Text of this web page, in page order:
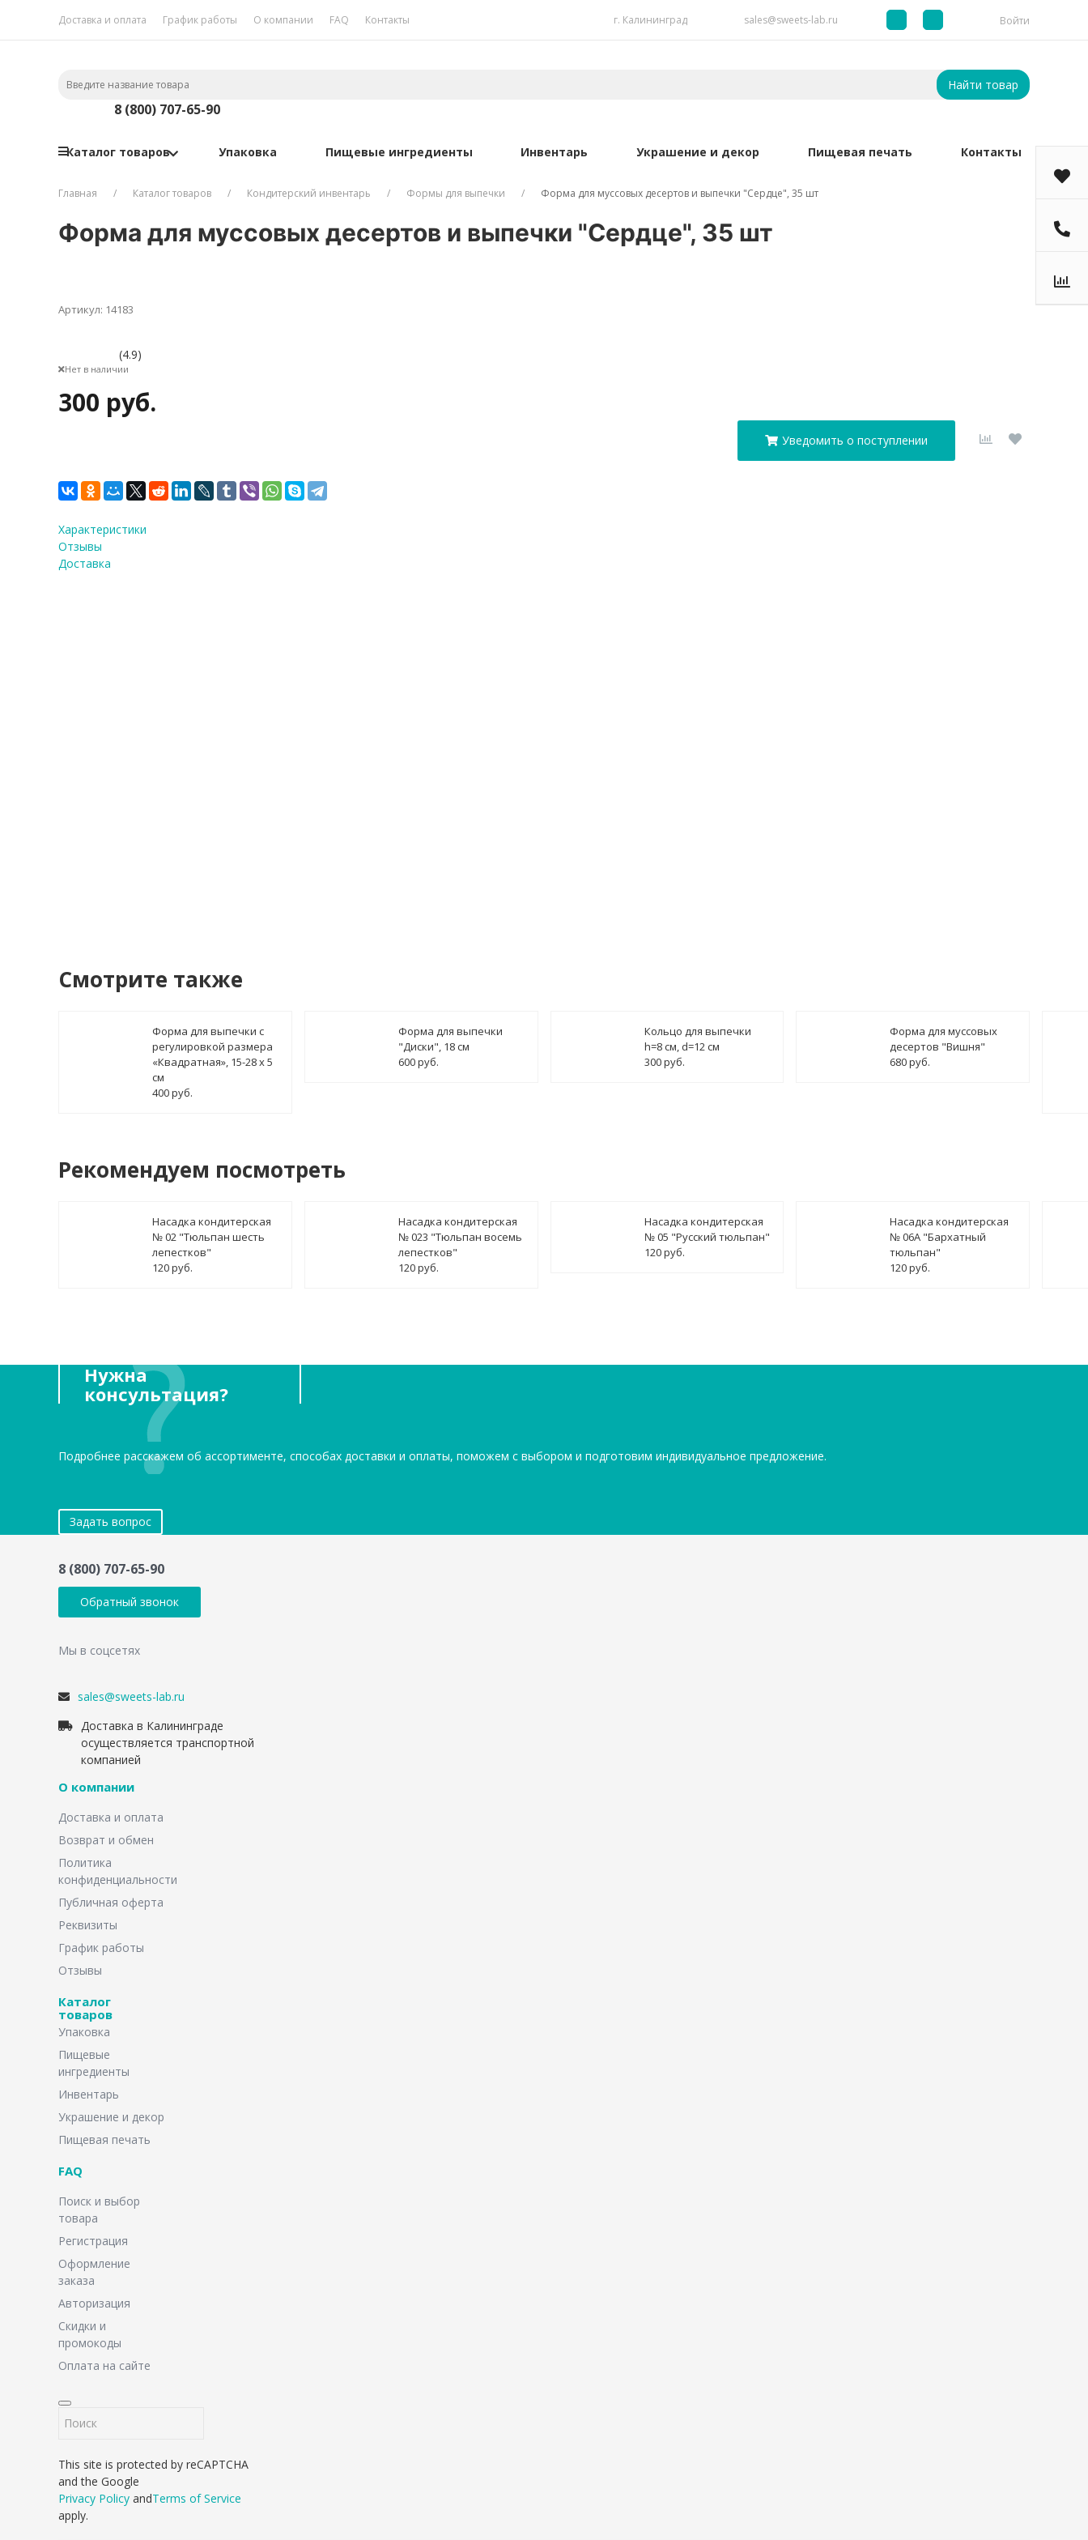
Доставка и оплата График работы О компании FAQ Контакты г. Калининград sales@sweets-lab.ru Войти
Найти товар
8 (800) 707-65-90
Каталог товаров Упаковка Пищевые ингредиенты Инвентарь Украшение и декор Пищевая печать Контакты
Главная Каталог товаров Кондитерский инвентарь Формы для выпечки Форма для муссовых десертов и выпечки "Сердце", 35 шт
Форма для муссовых десертов и выпечки "Сердце", 35 шт
Артикул: 14183
(4.9)
Нет в наличии
300 руб.
Уведомить о поступлении
Характеристики
Отзывы
Доставка
Смотрите также
Форма для выпечки с
регулировкой размера
«Квадратная», 15-28 х 5
см
400 руб.
Форма для выпечки
"Диски", 18 см
600 руб.
Кольцо для выпечки
h=8 см, d=12 см
300 руб.
Форма для муссовых
десертов "Вишня"
680 руб.
Рекомендуем посмотреть
Насадка кондитерская
№ 02 "Тюльпан шесть
лепестков"
120 руб.
Насадка кондитерская
№ 023 "Тюльпан восемь
лепестков"
120 руб.
Насадка кондитерская
№ 05 "Русский тюльпан"
120 руб.
Насадка кондитерская
№ 06А "Бархатный
тюльпан"
120 руб.
Нужна
консультация?
Подробнее расскажем об ассортименте, способах доставки и оплаты, поможем с выбором и подготовим индивидуальное предложение.
Задать вопрос
8 (800) 707-65-90
Обратный звонок
Мы в соцсетях
sales@sweets-lab.ru
Доставка в Калининграде
осуществляется транспортной
компанией
О компании
Доставка и оплата
Возврат и обмен
Политика
конфиденциальности
Публичная оферта
Реквизиты
График работы
Отзывы
Каталог
товаров
Упаковка
Пищевые
ингредиенты
Инвентарь
Украшение и декор
Пищевая печать
FAQ
Поиск и выбор
товара
Регистрация
Оформление
заказа
Авторизация
Скидки и
промокоды
Оплата на сайте
This site is protected by reCAPTCHA
and the Google
Privacy Policy andTerms of Service
apply.